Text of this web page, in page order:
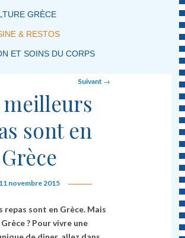
GRÈCE
& RESTOS
ET SOINS DU CORPS
Suivant →
meilleurs
sont en
Grèce
11 novembre 2015
repas sont en Grèce. Mais
? Pour vivre une